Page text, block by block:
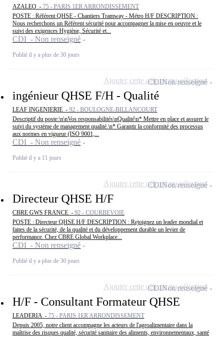
AZALEO - 75 - PARIS 1ER ARRONDISSEMENT
POSTE : Référent QHSE - Chantiers Tramway - Métro H/F DESCRIPTION :
Nous recherchons un Référent sécurité pour accompagner la mise en oeuvre et le
suivi des exigences Hygiène, Sécurité et...
CDI - Non renseigné
Publié il y a plus de 30 jours
ingénieur QHSE F/H - Qualité
LEAF INGENIERIE - 92 - BOULOGNE-BILLANCOURT
Descriptif du poste:\n\nVos responsabilités\nQualité\n* Mettre en place et assurer le
suivi du système de management qualité.\n* Garantir la conformité des processus
aux normes en vigueur (ISO 9001,...
CDI - Non renseigné
Publié il y a 11 jours
CDINon renseigné
Ajouter cette offre à ma sélection
Directeur QHSE H/F
CBRE GWS FRANCE - 92 - COURBEVOIE
POSTE : Directeur QHSE H/F DESCRIPTION : Rejoignez un leader mondial et
faites de la sécurité, de la qualité et du développement durable un levier de
performance. Chez CBRE Global Workplace...
CDI - Non renseigné
Publié il y a plus de 30 jours
CDINon renseigné
Ajouter cette offre à ma sélection
H/F - Consultant Formateur QHSE
LEADERIA - 75 - PARIS 1ER ARRONDISSEMENT
Depuis 2005, notre client accompagne les acteurs de l'agroalimentaire dans la
maîtrise des risques qualité, sécurité sanitaire des aliments, environnementaux, santé
CDINon renseigné
Ajouter cette offre à ma sélection